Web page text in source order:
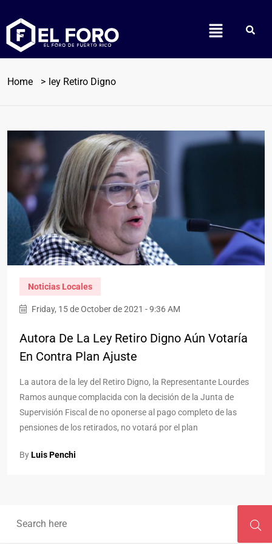
Home ley Retiro Digno
Noticias Locales
Friday, 15 de October de 2021 - 9:36 AM
Autora De La Ley Retiro Digno Aún Votaría
En Contra Plan Ajuste
La autora de la ley del Retiro Digno, la Representante Lourdes
Ramos aunque complacida con la decisión de la Junta de
Supervisión Fiscal de no oponerse al pago completo de las
pensiones de los retirados, no votará por el plan
ByLuis Penchi